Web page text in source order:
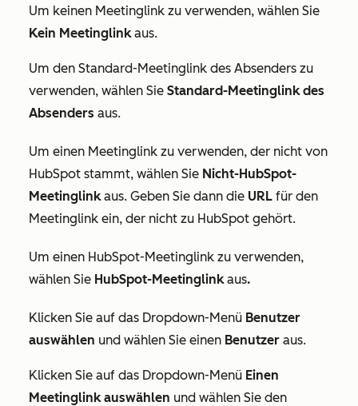
Um keinen Meetinglink zu verwenden, wählen Sie
Kein Meetinglinkaus.
Um den Standard-Meetinglink des Absenders zu
verwenden, wählen Sie Standard-Meetinglink des
Absenders aus.
Um einen Meetinglink zu verwenden, der nicht von
HubSpot stammt, wählen Sie Nicht-HubSpot-
Meetinglinkaus. Geben Sie dann die URL für den
Meetinglink ein, der nicht zu HubSpot gehört.
Um einen HubSpot-Meetinglink zu verwenden,
wählen Sie HubSpot-Meetinglinkaus.
Klicken Sie auf das Dropdown-Menü Benutzer
auswählen und wählen Sie einen Benutzer aus.
Klicken Sie auf das Dropdown-Menü Einen
Meetinglink auswählen und wählen Sie den